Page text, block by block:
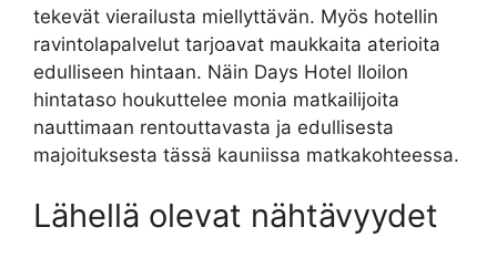
tekevät vierailusta miellyttävän. Myös hotellin
ravintolapalvelut tarjoavat maukkaita aterioita
edulliseen hintaan. Näin Days Hotel Iloilon
hintataso houkuttelee monia matkailijoita
nauttimaan rentouttavasta ja edullisesta
majoituksesta tässä kauniissa matkakohteessa.
Lähellä olevat nähtävyydet